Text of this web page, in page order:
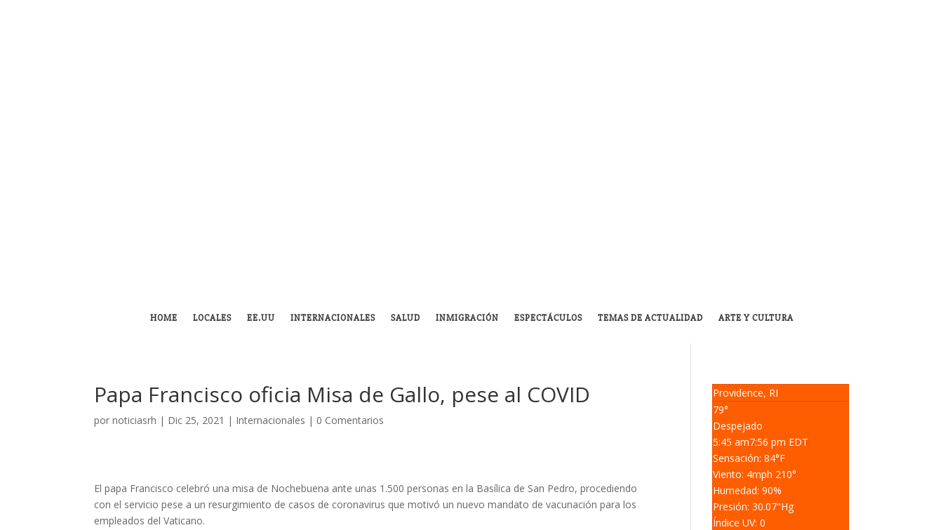
HOME LOCALES EE.UU INTERNACIONALES SALUD INMIGRACIÓN ESPECTÁCULOS TEMAS DE ACTUALIDAD ARTE Y CULTURA
Papa Francisco oficia Misa de Gallo, pese al COVID
pornoticiasrh | Dic 25, 2021 | Internacionales | 0 Comentarios
El papa Francisco celebró una misa de Nochebuena ante unas 1.500 personas en la Basílica de San Pedro, procediendo
con el servicio pese a un resurgimiento de casos de coronavirus que motivó un nuevo mandato de vacunación para los
empleados del Vaticano.
Providence, RI
79°
Despejado
5:45 am7:56 pm EDT
Sensación: 84°F
Viento: 4mph 210°
Humedad: 90%
Presión: 30.07"Hg
Índice UV: 0